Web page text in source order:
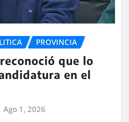
PROVINCIA
que lo
en el
Ago 1, 2026